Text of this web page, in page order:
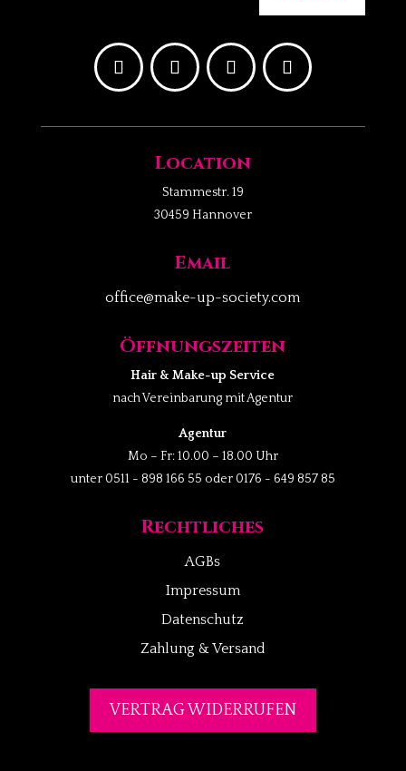
Location
Stammestr. 19
30459 Hannover
Email
office@make-up-society.com
Öffnungszeiten
Hair & Make-up Service
nach Vereinbarung mit Agentur
Agentur
Mo – Fr: 10.00 – 18.00 Uhr
unter 0511 - 898 166 55 oder 0176 - 649 857 85
Rechtliches
AGBs
Impressum
Datenschutz
Zahlung & Versand
VERTRAG WIDERRUFEN